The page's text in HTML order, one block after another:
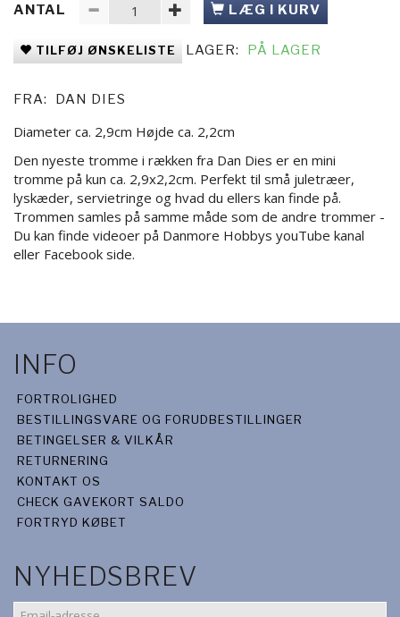
ANTAL LÆG I KURV
TILFØJ ØNSKELISTE LAGER: PÅ LAGER
FRA: DAN DIES
Diameter ca. 2,9cm Højde ca. 2,2cm
Den nyeste tromme i rækken fra Dan Dies er en mini
tromme på kun ca. 2,9x2,2cm. Perfekt til små juletræer,
lyskæder, servietringe og hvad du ellers kan finde på.
Trommen samles på samme måde som de andre trommer -
Du kan finde videoer på Danmore Hobbys youTube kanal
eller Facebook side.
INFO
FORTROLIGHED
BESTILLINGSVARE OG FORUDBESTILLINGER
BETINGELSER & VILKÅR
RETURNERING
KONTAKT OS
CHECK GAVEKORT SALDO
FORTRYD KØBET
NYHEDSBREV
EMAIL-